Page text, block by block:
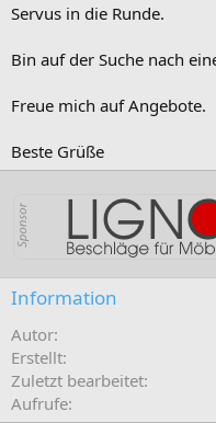
Servus in die Runde.
Bin auf der Suche nach
Freue mich auf Angebote.
Beste Grüße
Information
Autor
Erstellt
Zuletzt bearbeitet
Aufrufe